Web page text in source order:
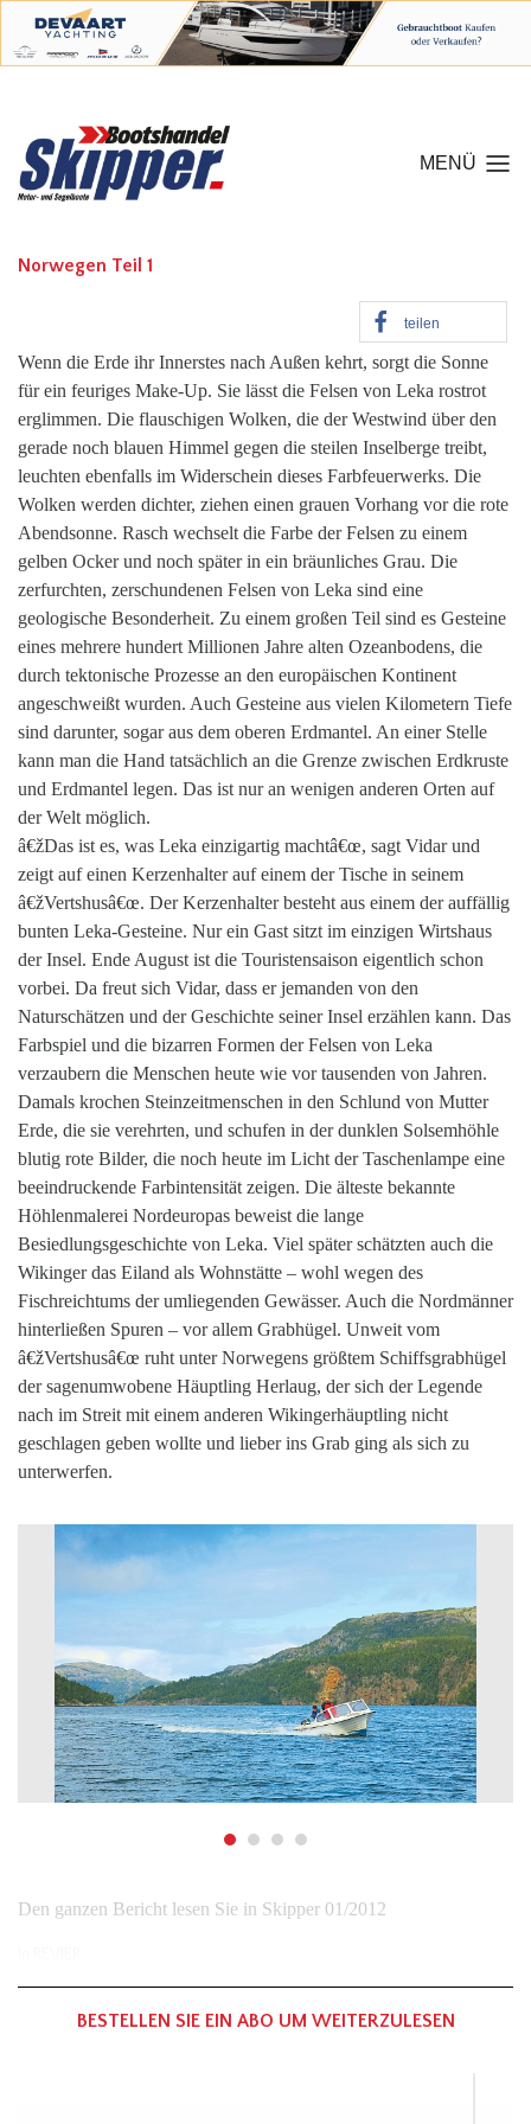
MENÜ
Norwegen Teil 1
teilen
Wenn die Erde ihr Innerstes nach Außen kehrt, sorgt die Sonne
für ein feuriges Make-Up. Sie lässt die Felsen von Leka rostrot
erglimmen. Die flauschigen Wolken, die der Westwind über den
gerade noch blauen Himmel gegen die steilen Inselberge treibt,
leuchten ebenfalls im Widerschein dieses Farbfeuerwerks. Die
Wolken werden dichter, ziehen einen grauen Vorhang vor die rote
Abendsonne. Rasch wechselt die Farbe der Felsen zu einem
gelben Ocker und noch später in ein bräunliches Grau. Die
zerfurchten, zerschundenen Felsen von Leka sind eine
geologische Besonderheit. Zu einem großen Teil sind es Gesteine
eines mehrere hundert Millionen Jahre alten Ozeanbodens, die
durch tektonische Prozesse an den europäischen Kontinent
angeschweißt wurden. Auch Gesteine aus vielen Kilometern Tiefe
sind darunter, sogar aus dem oberen Erdmantel. An einer Stelle
kann man die Hand tatsächlich an die Grenze zwischen Erdkruste
und Erdmantel legen. Das ist nur an wenigen anderen Orten auf
der Welt möglich.
â€žDas ist es, was Leka einzigartig machtâ€œ, sagt Vidar und
zeigt auf einen Kerzenhalter auf einem der Tische in seinem
â€žVertshusâ€œ. Der Kerzenhalter besteht aus einem der auffällig
bunten Leka-Gesteine. Nur ein Gast sitzt im einzigen Wirtshaus
der Insel. Ende August ist die Touristensaison eigentlich schon
vorbei. Da freut sich Vidar, dass er jemanden von den
Naturschätzen und der Geschichte seiner Insel erzählen kann. Das
Farbspiel und die bizarren Formen der Felsen von Leka
verzaubern die Menschen heute wie vor tausenden von Jahren.
Damals krochen Steinzeitmenschen in den Schlund von Mutter
Erde, die sie verehrten, und schufen in der dunklen Solsemhöhle
blutig rote Bilder, die noch heute im Licht der Taschenlampe eine
beeindruckende Farbintensität zeigen. Die älteste bekannte
Höhlenmalerei Nordeuropas beweist die lange
Besiedlungsgeschichte von Leka. Viel später schätzten auch die
Wikinger das Eiland als Wohnstätte – wohl wegen des
Fischreichtums der umliegenden Gewässer. Auch die Nordmänner
hinterließen Spuren – vor allem Grabhügel. Unweit vom
â€žVertshusâ€œ ruht unter Norwegens größtem Schiffsgrabhügel
der sagenumwobene Häuptling Herlaug, der sich der Legende
nach im Streit mit einem anderen Wikingerhäuptling nicht
geschlagen geben wollte und lieber ins Grab ging als sich zu
unterwerfen.
Den ganzen Bericht lesen Sie in Skipper 01/2012
BESTELLEN SIE EIN ABO UM WEITERZULESEN